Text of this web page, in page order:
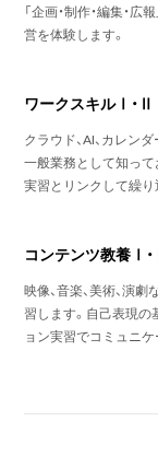
「企画・制作・編集・
営を体験します。
ワークスキルⅠ・Ⅱ
クラウド、AI、カレン
一般業務として知っ
実習とリンクして繰
コンテンツ教養Ⅰ
映像、音楽、美術、演
習します。自己表現
ョン実習でコミュニ